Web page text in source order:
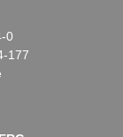
0
177